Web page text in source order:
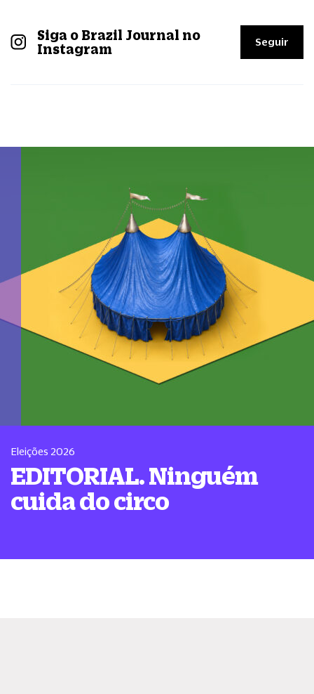
Siga o Brazil Journal no
Instagram
Seguir
Eleições 2026
EDITORIAL. Ninguém
cuida do circo